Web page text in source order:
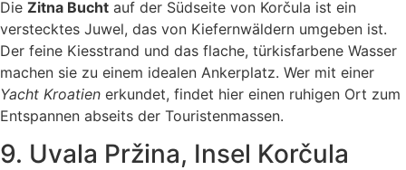
Die Zitna Bucht auf der Südseite von Korčula ist ein
verstecktes Juwel, das von Kiefernwäldern umgeben ist.
Der feine Kiesstrand und das flache, türkisfarbene Wasser
machen sie zu einem idealen Ankerplatz. Wer mit einer
Yacht Kroatien erkundet, findet hier einen ruhigen Ort zum
Entspannen abseits der Touristenmassen.
9. Uvala Pržina, Insel Korčula